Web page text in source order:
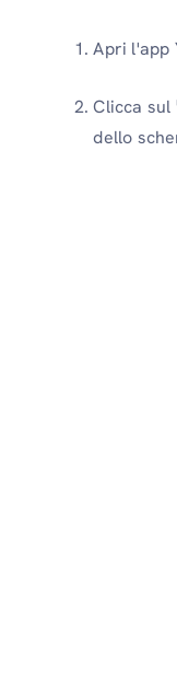
Apri l'app
Clicca sul
dello